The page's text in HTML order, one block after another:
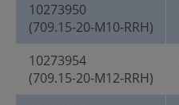
10273950
(709.15-20-M10-RRH)
10273954
(709.15-20-M12-RRH)